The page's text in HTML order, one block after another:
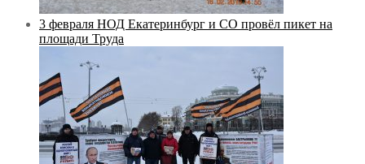
3 февраля НОД Екатеринбург и СО провёл пикет на
площади Труда